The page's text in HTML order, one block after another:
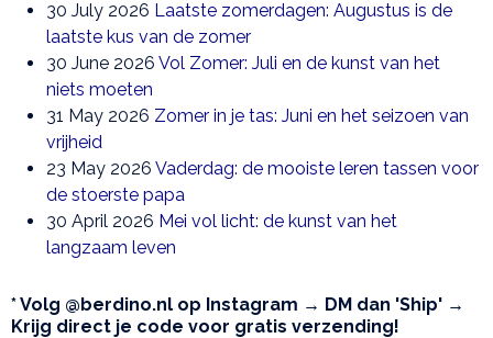
30 July 2026 Laatste zomerdagen: Augustus is de
laatste kus van de zomer
30 June 2026 Vol Zomer: Juli en de kunst van het
niets moeten
31 May 2026 Zomer in je tas: Juni en het seizoen van
vrijheid
23 May 2026 Vaderdag: de mooiste leren tassen voor
de stoerste papa
30 April 2026 Mei vol licht: de kunst van het
langzaam leven
* Volg @berdino.nl op Instagram → DM dan 'Ship' →
Krijg direct je code voor gratis verzending!